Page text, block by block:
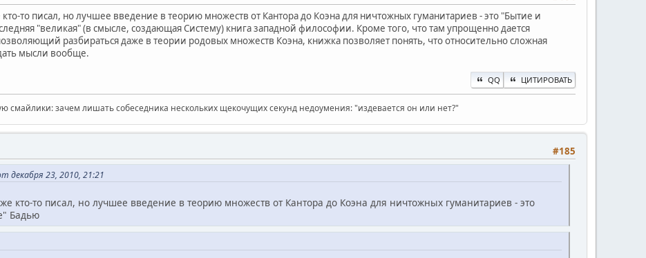
то писал, но лучшее введение в теорию множеств от Кантора до Коэна для ничтожных гуманитариев - это "Бытие и
"великая" (в смысле, создающая Систему) книга западной философии. Кроме того, что там упрощенно дается
разбираться даже в теории родовых множеств Коэна, книжка позволяет понять, что относительно сложная
мысли вообще.
QQ ЦИТИРОВАТЬ
смайлики: зачем лишать собеседника нескольких щекочущих секунд недоумения: "издевается он или нет?"
#185
декабря 23, 2010, 21:21
кто-то писал, но лучшее введение в теорию множеств от Кантора до Коэна для ничтожных гуманитариев - это
Бадью